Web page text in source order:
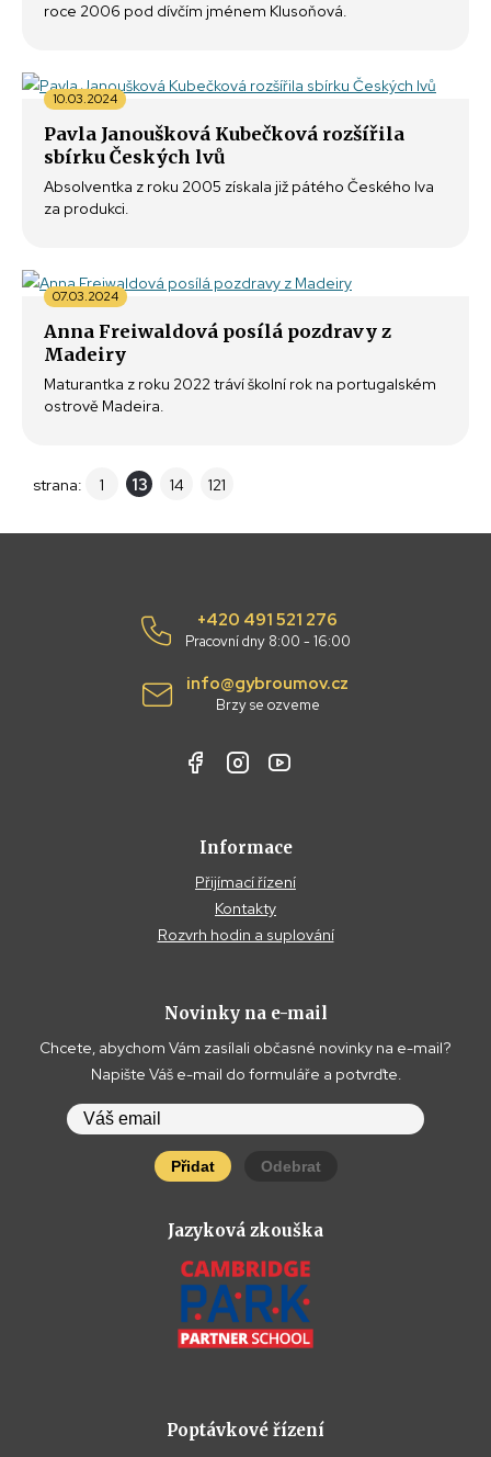
roce 2006 pod dívčím jménem Klusoňová.
Pavla Janoušková Kubečková rozšířila
sbírku Českých lvů
10.03.2024
Absolventka z roku 2005 získala již pátého Českého lva
za produkci.
Anna Freiwaldová posílá pozdravy z
Madeiry
07.03.2024
Maturantka z roku 2022 tráví školní rok na portugalském
ostrově Madeira.
strana: 1 13 14 121
+420 491 521 276
Pracovní dny 8:00 - 16:00
info@gybroumov.cz
Brzy se ozveme
Informace
Přijímací řízení
Kontakty
Rozvrh hodin a suplování
Novinky na e-mail
Chcete, abychom Vám zasílali občasné novinky na e-mail?
Napište Váš e-mail do formuláře a potvrďte.
Přidat Odebrat
Jazyková zkouška
Poptávkové řízení